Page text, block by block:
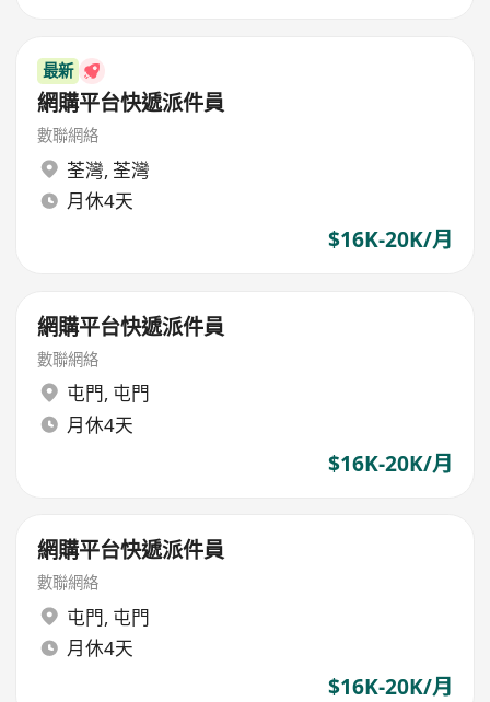
最新
網購平台快遞派件員
數聯網絡
荃灣, 荃灣
月休4天
$16K-20K/月
網購平台快遞派件員
數聯網絡
屯門, 屯門
月休4天
$16K-20K/月
網購平台快遞派件員
數聯網絡
屯門, 屯門
月休4天
$16K-20K/月